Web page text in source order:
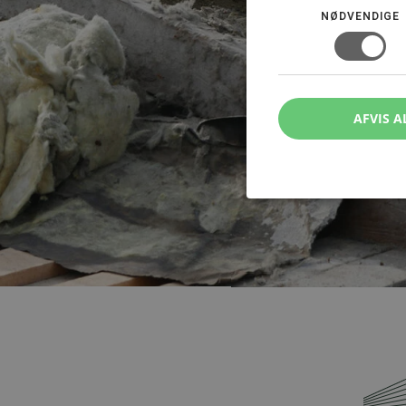
NØDVENDIGE
AFVIS